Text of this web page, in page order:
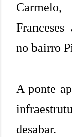
no bairro
A ponte
desabar.